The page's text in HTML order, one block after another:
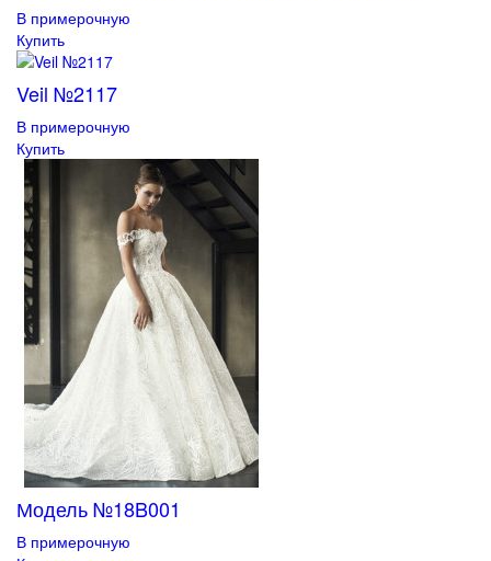
В примерочную
Купить
Veil №2117
В примерочную
Купить
Модель №18B001
В примерочную